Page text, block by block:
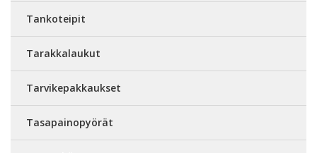
Tankoteipit
Tarakkalaukut
Tarvikepakkaukset
Tasapainopyörät